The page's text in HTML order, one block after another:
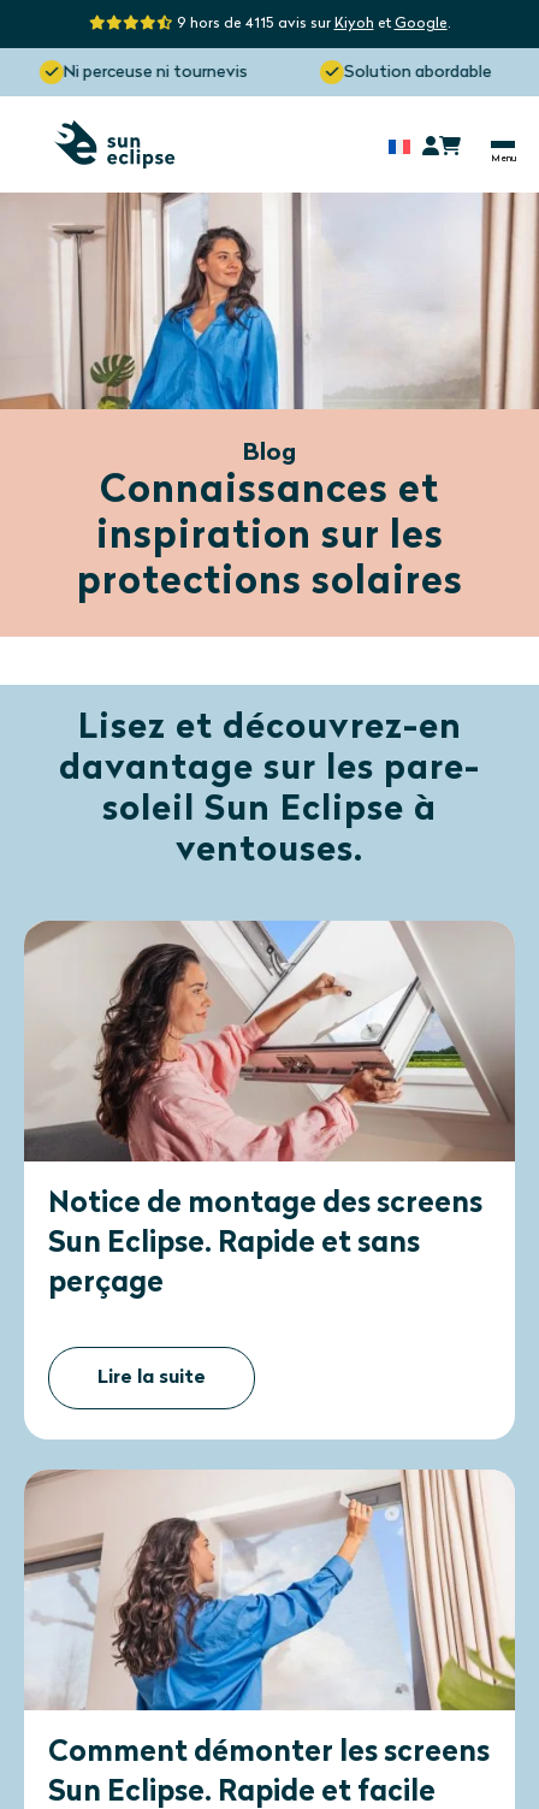
9 hors de 4115 avis sur Kiyoh et Google.
Ni perceuse ni tournevis Solution abordable
Blog
Connaissances et
inspiration sur les
protections solaires
Lisez et découvrez-en
davantage sur les pare-
soleil Sun Eclipse à
ventouses.
Notice de montage des screens
Sun Eclipse. Rapide et sans
perçage
Lire la suite
Comment démonter les screens
Sun Eclipse. Rapide et facile